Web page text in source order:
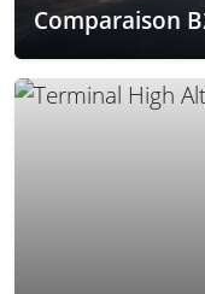
Comparaison